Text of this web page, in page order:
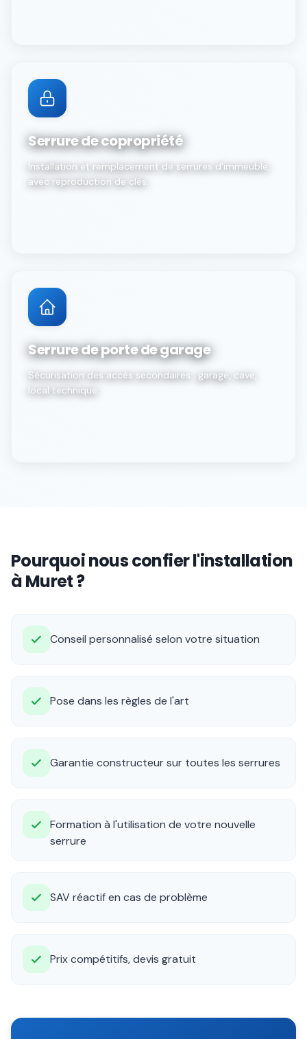
Serrure de copropriété
Installation et remplacement de serrures d'immeuble,
avec reproduction de clés.
Serrure de porte de garage
Sécurisation des accès secondaires : garage, cave,
local technique.
Pourquoi nous confier l'installation
à Muret ?
Conseil personnalisé selon votre situation
Pose dans les règles de l'art
Garantie constructeur sur toutes les serrures
Formation à l'utilisation de votre nouvelle
serrure
SAV réactif en cas de problème
Prix compétitifs, devis gratuit